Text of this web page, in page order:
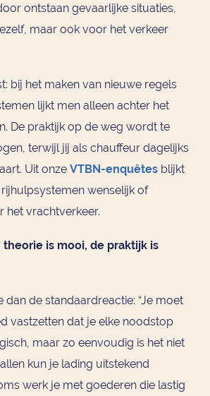
ontstaan gevaarlijke situaties,
maar ook voor het verkeer
bij het maken van nieuwe regels
lijkt men alleen achter het
De praktijk op de weg wordt te
terwijl jij als chauffeur dagelijks
Uit onze VTBN-enquêtes blijkt
wenselijk of
het vrachtverkeer.
theorie is mooi, de praktijk is
dan de standaardreactie: “Je moet
vastzetten dat je elke noodstop
maar zo eenvoudig is het niet
kun je lading uitstekend
werk je met goederen die lastig